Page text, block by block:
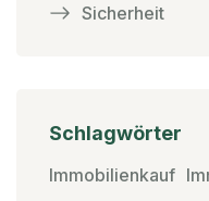
Sicherheit
Schlagwörter
Immobilienkauf